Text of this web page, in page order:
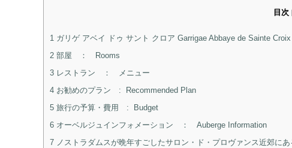
目次
1 ガリゲ アベイ ドゥ サント クロア Garrigae Abbaye de Sainte Croix
2 部屋 ： Rooms
3 レストラン ： メニュー
4 お勧めのプラン : Recommended Plan
5 旅行の予算・費用 : Budget
6 オーベルジュインフォメーション ： Auberge Information
7 ノストラダムスが晩年すごしたサロン・ド・プロヴァンス近郊